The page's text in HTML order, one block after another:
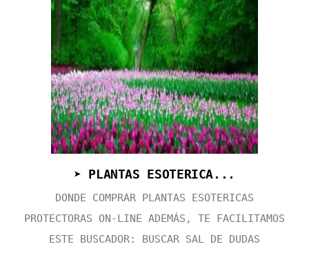
➤ PLANTAS ESOTERICA...
DONDE COMPRAR PLANTAS ESOTERICAS
PROTECTORAS ON-LINE ADEMÁS, TE FACILITAMOS
ESTE BUSCADOR: BUSCAR SAL DE DUDAS